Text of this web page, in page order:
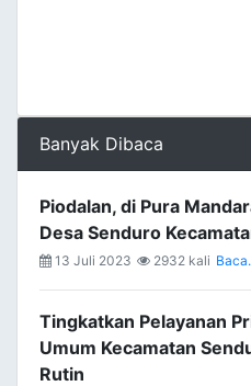
Banyak Dibaca
Piodalan, di Pura
Desa Senduro
13 Juli 2023 2932 kali
Tingkatkan Pelayanan
Umum Kecamatan
Rutin